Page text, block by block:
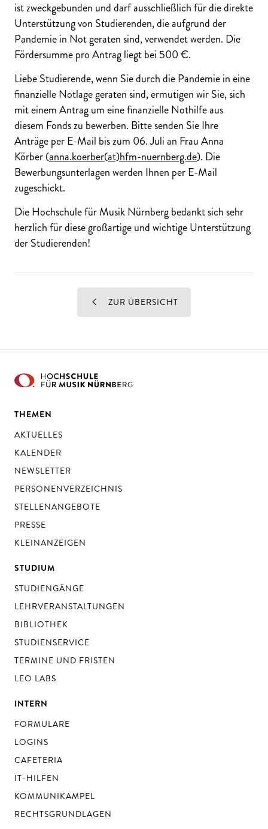
ist zweckgebunden und darf ausschließlich für die direkte
Unterstützung von Studierenden, die aufgrund der
Pandemie in Not geraten sind, verwendet werden. Die
Fördersumme pro Antrag liegt bei 500 €.
Liebe Studierende, wenn Sie durch die Pandemie in eine
finanzielle Notlage geraten sind, ermutigen wir Sie, sich
mit einem Antrag um eine finanzielle Nothilfe aus
diesem Fonds zu bewerben. Bitte senden Sie Ihre
Anträge per E-Mail bis zum 06. Juli an Frau Anna
Körber (anna.koerber(at)hfm-nuernberg.de). Die
Bewerbungsunterlagen werden Ihnen per E-Mail
zugeschickt.
Die Hochschule für Musik Nürnberg bedankt sich sehr
herzlich für diese großartige und wichtige Unterstützung
der Studierenden!
ZUR ÜBERSICHT
THEMEN
AKTUELLES
KALENDER
NEWSLETTER
PERSONENVERZEICHNIS
STELLENANGEBOTE
PRESSE
KLEINANZEIGEN
STUDIUM
STUDIENGÄNGE
LEHRVERANSTALTUNGEN
BIBLIOTHEK
STUDIENSERVICE
TERMINE UND FRISTEN
LEO LABS
INTERN
FORMULARE
LOGINS
CAFETERIA
IT-HILFEN
KOMMUNIKAMPEL
RECHTSGRUNDLAGEN